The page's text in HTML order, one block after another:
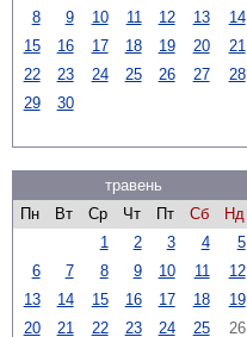
8
9 10 11 12 13
14
15
16 17 18 19 20
21
22
23 24 25 26 27
28
29
30
травень
Пн
Вт Ср Чт Пт Сб
Нд
1
2 3 4
5
6
7 8 9 10 11
12
13
14 15 16 17 18
19
20
21 22 23 24 25
26